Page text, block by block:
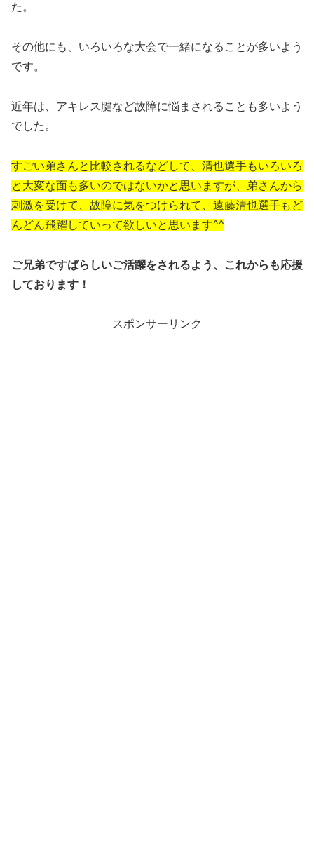
た。
その他にも、いろいろな大会で一緒になることが多いよう
です。
近年は、アキレス腱など故障に悩まされることも多いよう
でした。
すごい弟さんと比較されるなどして、清也選手もいろいろ
と大変な面も多いのではないかと思いますが、弟さんから
刺激を受けて、故障に気をつけられて、遠藤清也選手もど
んどん飛躍していって欲しいと思います^^
ご兄弟ですばらしいご活躍をされるよう、これからも応援
しております！
スポンサーリンク